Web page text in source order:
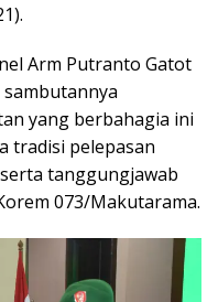
Arm Putranto Gatot
sambutannya
yang berbahagia ini
tradisi pelepasan
tanggungjawab
073/Makutarama.